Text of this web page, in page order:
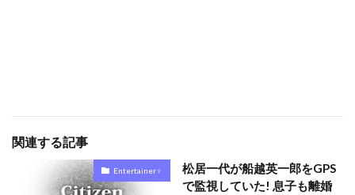
関連する記事
Entertainer♀
松居一代が船越英一郎をGPS
で監視していた! 息子も離婚